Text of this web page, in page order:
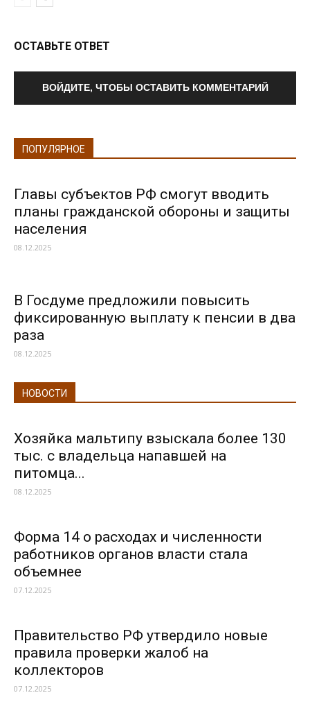
ОСТАВЬТЕ ОТВЕТ
ВОЙДИТЕ, ЧТОБЫ ОСТАВИТЬ КОММЕНТАРИЙ
ПОПУЛЯРНОЕ
Главы субъектов РФ смогут вводить
планы гражданской обороны и защиты
населения
08.12.2025
В Госдуме предложили повысить
фиксированную выплату к пенсии в два
раза
08.12.2025
НОВОСТИ
Хозяйка мальтипу взыскала более 130
тыс. с владельца напавшей на
питомца...
08.12.2025
Форма 14 о расходах и численности
работников органов власти стала
объемнее
07.12.2025
Правительство РФ утвердило новые
правила проверки жалоб на
коллекторов
07.12.2025